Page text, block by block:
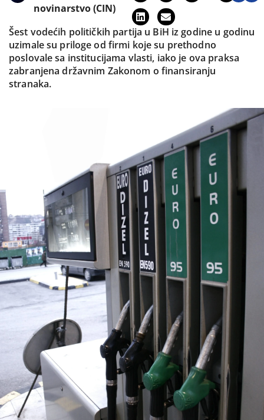
novinarstvo (CIN)
Šest vodećih političkih partija u BiH iz godine u godinu
uzimale su priloge od firmi koje su prethodno
poslovale sa institucijama vlasti, iako je ova praksa
zabranjena državnim Zakonom o finansiranju
stranaka.